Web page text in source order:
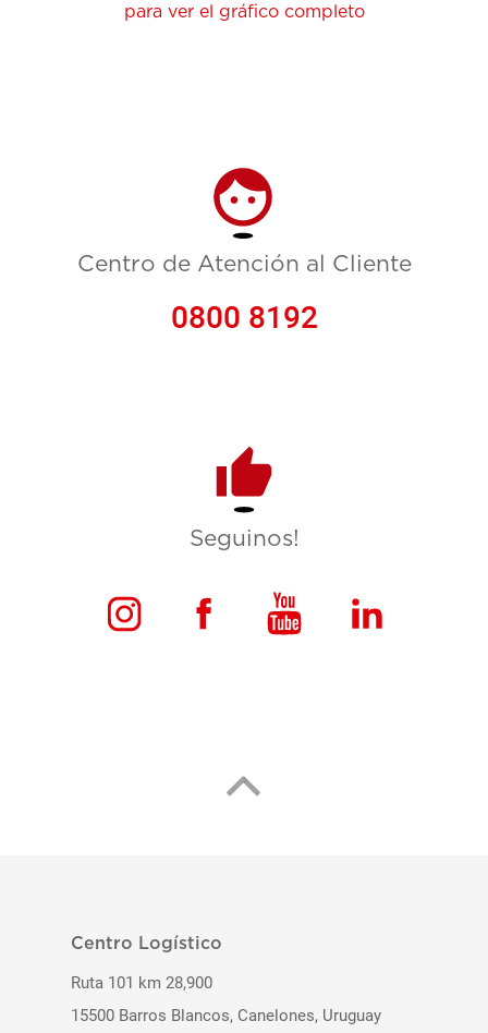
para ver el gráfico completo
Centro de Atención al Cliente
0800 8192
Seguinos!
Centro Logístico
Ruta 101 km 28,900
15500 Barros Blancos, Canelones, Uruguay